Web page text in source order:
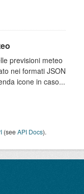
previsioni meteo
nei formati JSON
icone in caso...
(seeAPI Docs).